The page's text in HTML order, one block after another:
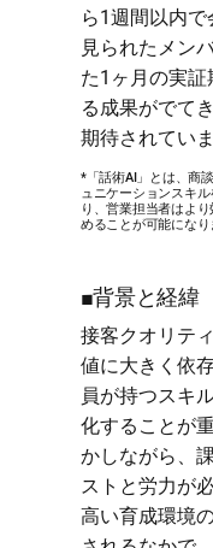
ら1週間以内
見られたメン
た1ヶ月の実証
る成果がでて
期待されていま
*「話術AI」とは、商
ュニケーションスキ
り、営業担当者はよ
めることが可能になり
■背景と経緯
接客クオリテ
値に大きく依
員が持つスキ
化することが
かしながら、
ストと労力が
高い育成環境